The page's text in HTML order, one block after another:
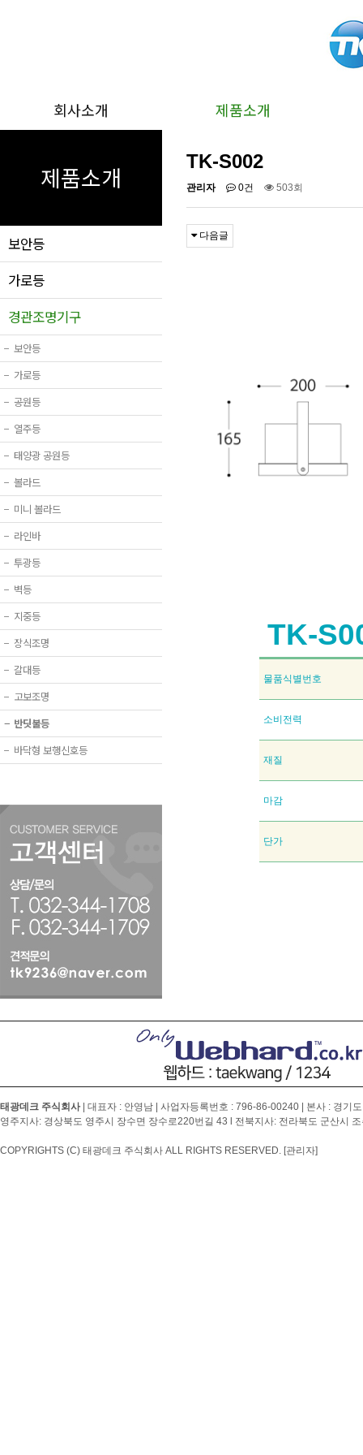
회사소개 제품소개
제품소개
보안등
가로등
경관조명기구
− 보안등
− 가로등
− 공원등
− 열주등
− 태양광 공원등
− 볼라드
− 미니 볼라드
− 라인바
− 투광등
− 벽등
− 지중등
− 장식조명
− 갈대등
− 고보조명
− 반딧불등
− 바닥형 보행신호등
TK-S002
관리자 0건 503회
다음글
TK-
물품식별번호
소비전력
재질
마감
단가
태광데크 주식회사| 대표자 : 안영남 | 사업자등록번호 : 796-86-00240 | 본사 : 경기
영주지사: 경상북도 영주시 장수면 장수로220번길 43 l 전북지사: 전라북도 군산시
COPYRIGHTS (C) 태광데크 주식회사 ALL RIGHTS RESERVED. [관리자]